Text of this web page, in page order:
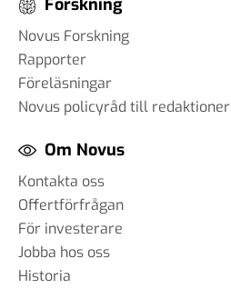
Forskning
Novus Forskning
Rapporter
Föreläsningar
Novus policyråd till redaktioner
Om Novus
Kontakta oss
Offertförfrågan
För investerare
Jobba hos oss
Historia